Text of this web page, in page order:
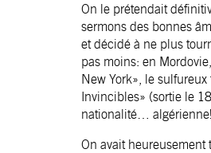
On le prétendait
sermons des bonnes
et décidé à ne plus
pas moins: en
New York», le
Invincibles» (sortie le
nationalité… algérienne!
On avait heureusement